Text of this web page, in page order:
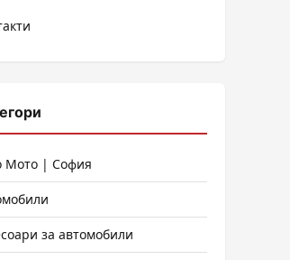
Мото | София
за автомобили